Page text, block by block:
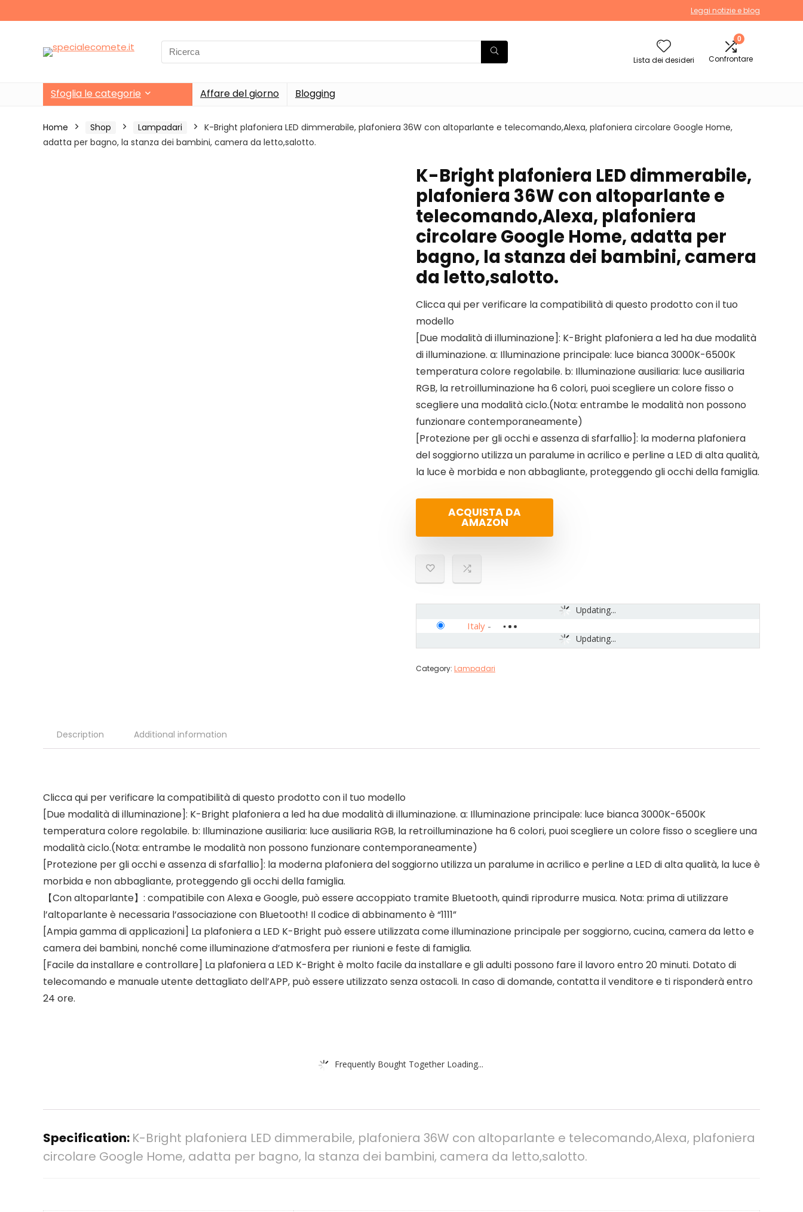
Leggi notizie e blog
Search
for:
Lista dei desideri
0
Confrontare
Sfoglia le categorie Affare del giorno Blogging
Home Shop Lampadari
K-Bright plafoniera LED dimmerabile, plafoniera 36W con altoparlante e telecomando,Alexa, plafoniera circolare Google Home,
adatta per bagno, la stanza dei bambini, camera da letto,salotto.
K-Bright plafoniera LED dimmerabile,
plafoniera 36W con altoparlante e
telecomando,Alexa, plafoniera
circolare Google Home, adatta per
bagno, la stanza dei bambini, camera
da letto,salotto.
Clicca qui per verificare la compatibilità di questo prodotto con il tuo
modello
[Due modalità di illuminazione]: K-Bright plafoniera a led ha due modalità
di illuminazione. a: Illuminazione principale: luce bianca 3000K-6500K
temperatura colore regolabile. b: Illuminazione ausiliaria: luce ausiliaria
RGB, la retroilluminazione ha 6 colori, puoi scegliere un colore fisso o
scegliere una modalità ciclo.(Nota: entrambe le modalità non possono
funzionare contemporaneamente)
[Protezione per gli occhi e assenza di sfarfallio]: la moderna plafoniera
del soggiorno utilizza un paralume in acrilico e perline a LED di alta qualità,
la luce è morbida e non abbagliante, proteggendo gli occhi della famiglia.
ACQUISTA DA
AMAZON
Updating...
Updating...
Italy -
Category: Lampadari
Description Additional information
Clicca qui per verificare la compatibilità di questo prodotto con il tuo modello
[Due modalità di illuminazione]: K-Bright plafoniera a led ha due modalità di illuminazione. a: Illuminazione principale: luce bianca 3000K-6500K
temperatura colore regolabile. b: Illuminazione ausiliaria: luce ausiliaria RGB, la retroilluminazione ha 6 colori, puoi scegliere un colore fisso o scegliere una
modalità ciclo.(Nota: entrambe le modalità non possono funzionare contemporaneamente)
[Protezione per gli occhi e assenza di sfarfallio]: la moderna plafoniera del soggiorno utilizza un paralume in acrilico e perline a LED di alta qualità, la luce è
morbida e non abbagliante, proteggendo gli occhi della famiglia.
【Con altoparlante】: compatibile con Alexa e Google, può essere accoppiato tramite Bluetooth, quindi riprodurre musica. Nota: prima di utilizzare
l’altoparlante è necessaria l’associazione con Bluetooth! Il codice di abbinamento è “1111”
[Ampia gamma di applicazioni] La plafoniera a LED K-Bright può essere utilizzata come illuminazione principale per soggiorno, cucina, camera da letto e
camera dei bambini, nonché come illuminazione d’atmosfera per riunioni e feste di famiglia.
[Facile da installare e controllare] La plafoniera a LED K-Bright è molto facile da installare e gli adulti possono fare il lavoro entro 20 minuti. Dotato di
telecomando e manuale utente dettagliato dell’APP, può essere utilizzato senza ostacoli. In caso di domande, contatta il venditore e ti risponderà entro
24 ore.
Frequently Bought Together Loading...
Specification: K-Bright plafoniera LED dimmerabile, plafoniera 36W con altoparlante e telecomando,Alexa, plafoniera
circolare Google Home, adatta per bagno, la stanza dei bambini, camera da letto,salotto.